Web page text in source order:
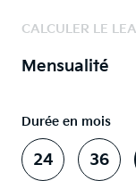
CALCULER LE
Mensualité
Durée en mois
24 36